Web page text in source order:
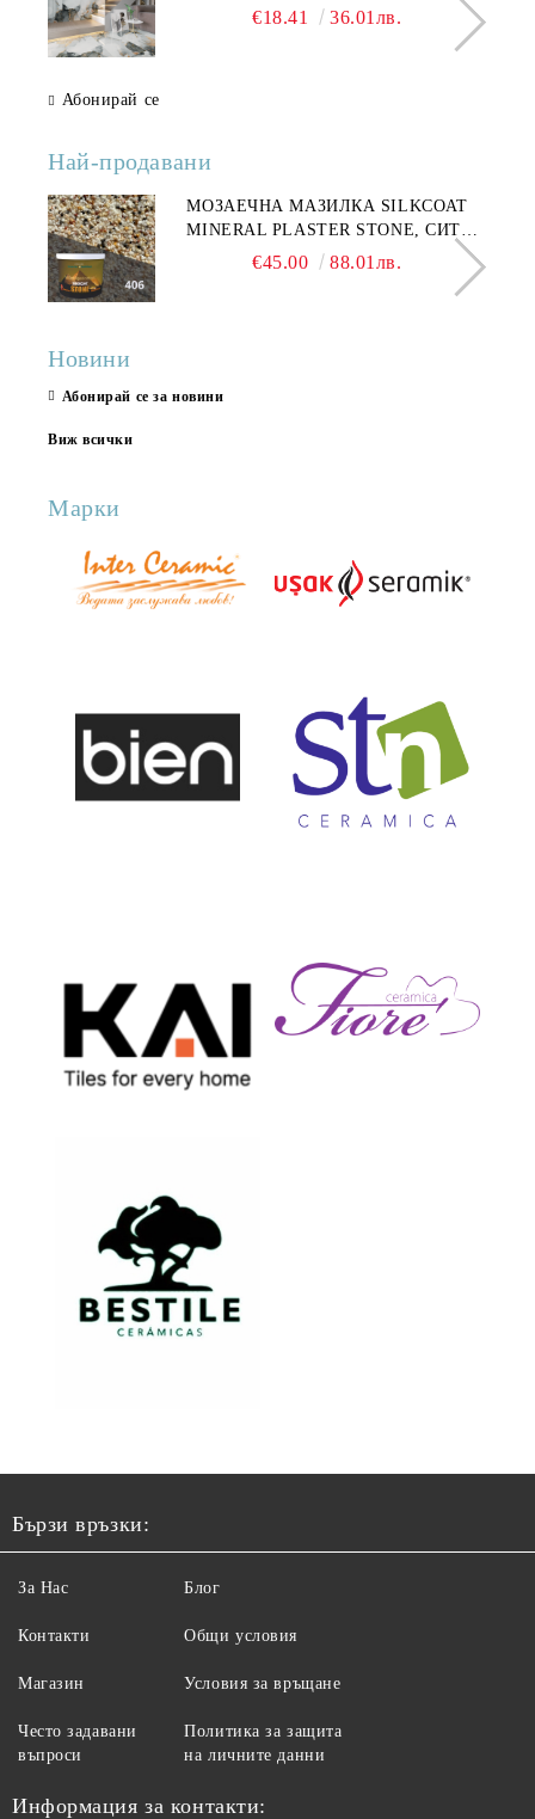
€18.41 36.01лв.
Абонирай се
Най-продавани
МОЗАЕЧНА МАЗИЛКА SILKCOAT
MINERAL PLASTER STONE, СИТЕН
КАМЪК 406 25КГ
€45.00 88.01лв.
Новини
Абонирай се за новини
Виж всички
Марки
Бързи връзки:
За Нас
Контакти
Магазин
Често задавани
въпроси
Блог
Общи условия
Условия за връщане
Политика за защита
на личните данни
Информация за контакти: